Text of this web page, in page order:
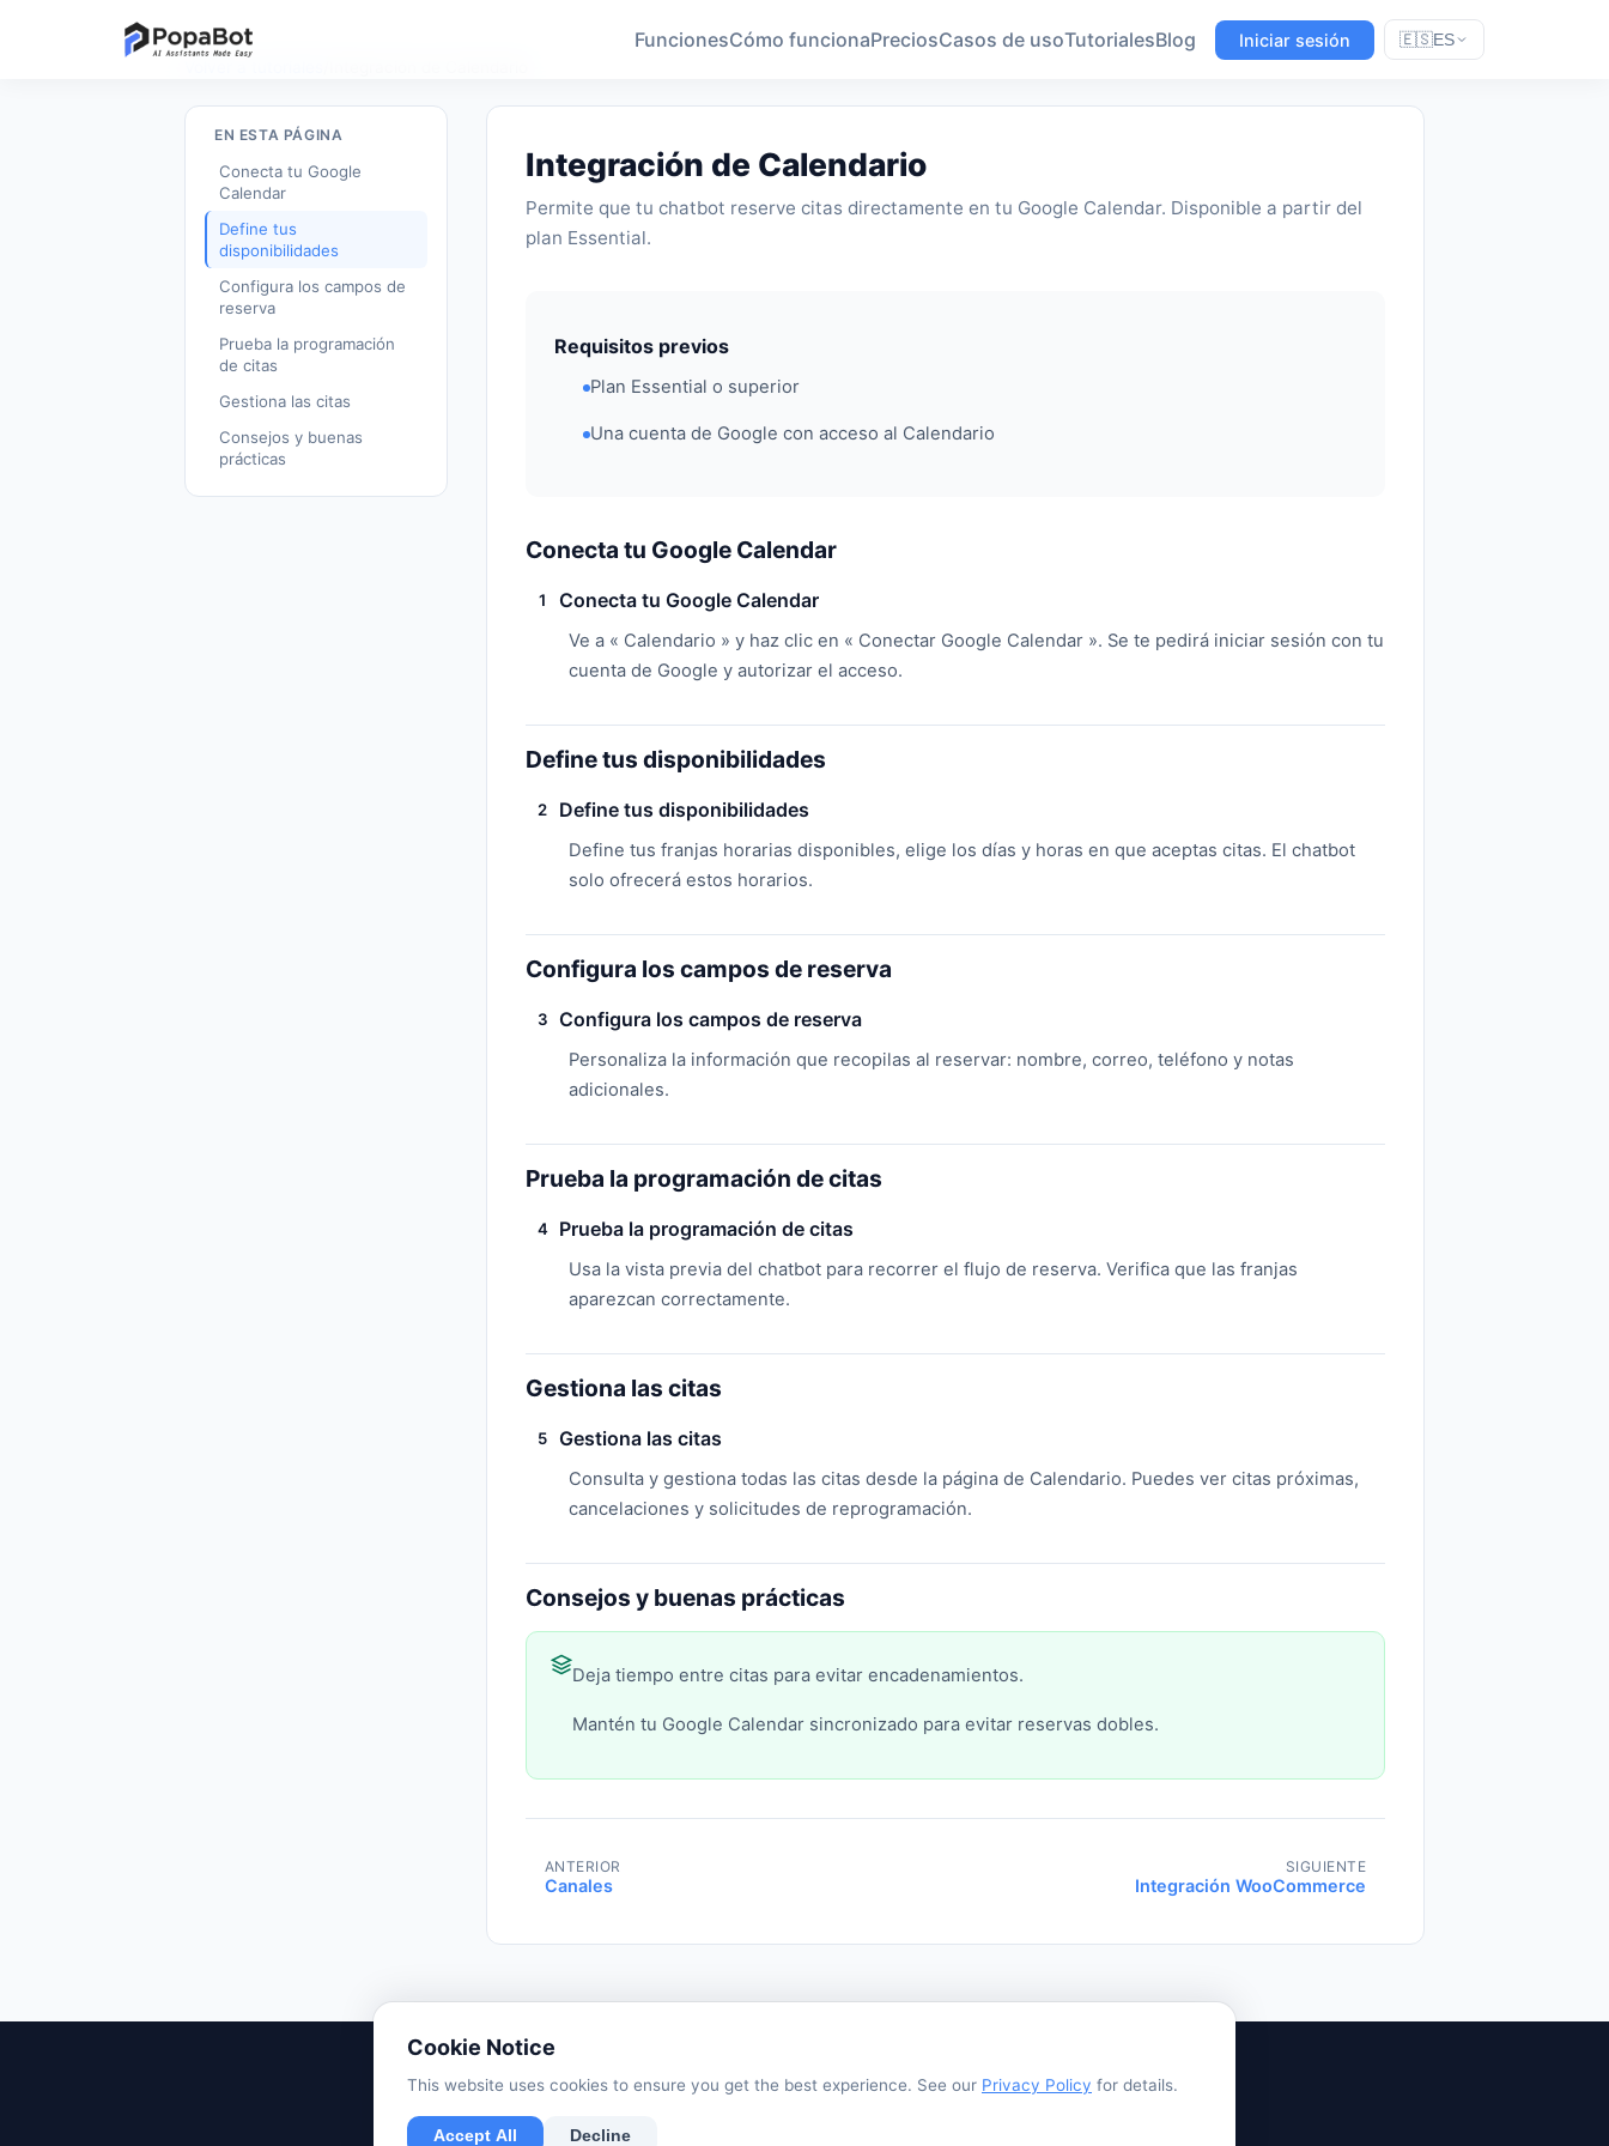
FuncionesCómo funcionaPreciosCasos de usoTutorialesBlog Iniciar sesión 🇪🇸ES
EN ESTA PÁGINA
Conecta tu Google
Calendar
Define tus
disponibilidades
Configura los campos de
reserva
Prueba la programación
de citas
Gestiona las citas
Consejos y buenas
prácticas
Integración de Calendario
Permite que tu chatbot reserve citas directamente en tu Google Calendar. Disponible a partir del
plan Essential.
Requisitos previos
Plan Essential o superior
Una cuenta de Google con acceso al Calendario
Conecta tu Google Calendar
1 Conecta tu Google Calendar
Ve a « Calendario » y haz clic en « Conectar Google Calendar ». Se te pedirá iniciar sesión con tu
cuenta de Google y autorizar el acceso.
Define tus disponibilidades
2 Define tus disponibilidades
Define tus franjas horarias disponibles, elige los días y horas en que aceptas citas. El chatbot
solo ofrecerá estos horarios.
Configura los campos de reserva
3 Configura los campos de reserva
Personaliza la información que recopilas al reservar: nombre, correo, teléfono y notas
adicionales.
Prueba la programación de citas
4 Prueba la programación de citas
Usa la vista previa del chatbot para recorrer el flujo de reserva. Verifica que las franjas
aparezcan correctamente.
Gestiona las citas
5 Gestiona las citas
Consulta y gestiona todas las citas desde la página de Calendario. Puedes ver citas próximas,
cancelaciones y solicitudes de reprogramación.
Consejos y buenas prácticas
Deja tiempo entre citas para evitar encadenamientos.
Mantén tu Google Calendar sincronizado para evitar reservas dobles.
ANTERIOR
Canales
SIGUIENTE
Integración WooCommerce
Privacy PolicyTerms of ServiceSupportUse CasesTutorialsBlog
Cookie Notice
This website uses cookies to ensure you get the best experience. See our Privacy Policy for details.
Accept All Decline